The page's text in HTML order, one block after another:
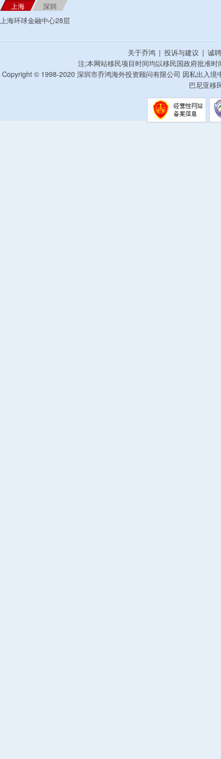
上海
深圳
上海环球金融中心28层
关于乔鸿 | 投诉与建议 | 诚
注;本网站移民项目时间均以移民国政府批准
Copyright © 1998-2020 深圳市乔鸿海外投资顾问有限公司 因私出入
巴尼亚移